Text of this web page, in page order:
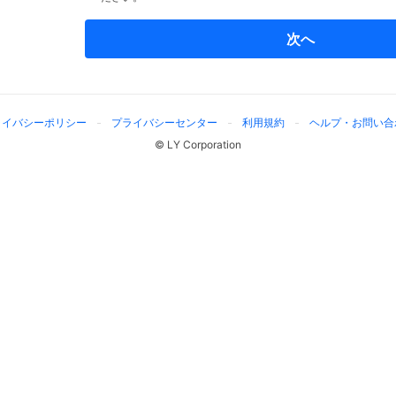
次へ
バシーポリシー プライバシーセンター 利用規約
ヘルプ・お問い
© LY Corporation